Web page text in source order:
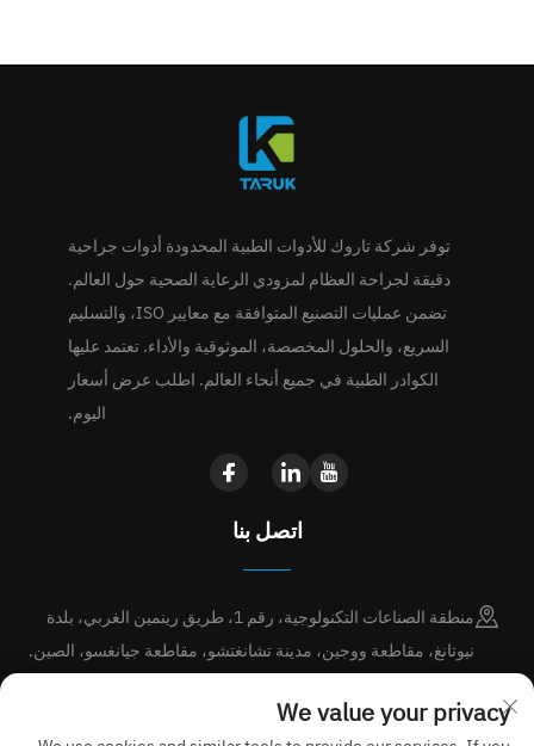
توفر شركة تاروك للأدوات الطبية المحدودة أدوات جراحية
دقيقة لجراحة العظام لمزودي الرعاية الصحية حول العالم.
تضمن عمليات التصنيع المتوافقة مع معايير ISO، والتسليم
السريع، والحلول المخصصة، الموثوقية والأداء. تعتمد عليها
الكوادر الطبية في جميع أنحاء العالم. اطلب عرض أسعار
اليوم.
اتصل بنا
منطقة الصناعات التكنولوجية، رقم 1، طريق رينمين الغربي، بلدة
نيوتانغ، مقاطعة ووجين، مدينة تشانغتشو، مقاطعة جيانغسو، الصين.
+86-15189713338
We value your privacy